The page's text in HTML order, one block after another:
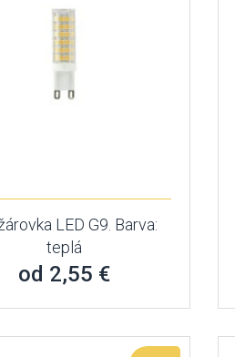
LED G9. Barva:
teplá
od 2,55 €